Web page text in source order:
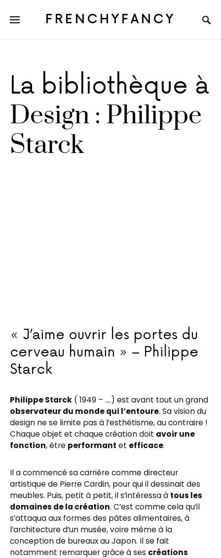
FRENCHYFANCY
La bibliothèque à
Design : Philippe
Starck
« J’aime ouvrir les portes du
cerveau humain » – Philippe
Starck
Philippe Starck ( 1949 – ….) est avant tout un grand
observateur du monde qui l’entoure. Sa vision du
design ne se limite pas à l’esthétisme, au contraire !
Chaque objet et chaque création doit avoir une
fonction, être performant et efficace.
Il a commencé sa carrière comme directeur
artistique de Pierre Cardin, pour qui il dessinait des
meubles. Puis, petit à petit, il s’intéressa à tous les
domaines de la création. C’est comme cela qu’il
s’attaqua aux formes des pâtes alimentaires, à
l’architecture d’un musée, voire même à la
conception de bureaux au Japon. Il se fait
notamment remarquer grâce à ses créations